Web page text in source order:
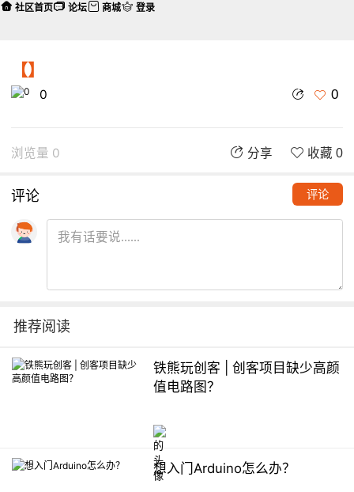
【】
0 0
浏览量 0 分享 收藏 0
评论 评论
推荐阅读
铁熊玩创客 | 创客项目缺少高颜
值电路图？
想入门Arduino怎么办？
社区首页 论坛 商城 登录